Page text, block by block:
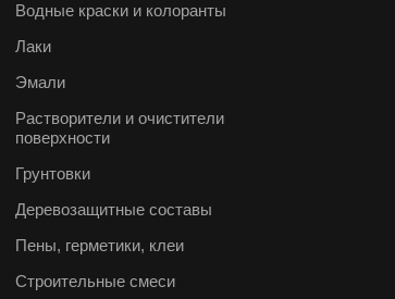
Водные краски и колоранты
Лаки
Эмали
Растворители и очистители
поверхности
Грунтовки
Деревозащитные составы
Пены, герметики, клеи
Строительные смеси